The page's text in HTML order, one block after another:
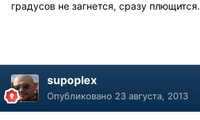
градусов не загнется, сразу плющится.
supoplex
Опубликовано 23 августа, 2013